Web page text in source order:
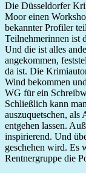
Die Düsseldorfer
Moor einen
bekannter Profiler
Teilnehmerinnen ist
Und die ist alles
angekommen,
da ist. Die
Wind bekommen
WG für ein
Schließlich kann
auszuquetschen,
entgehen lassen.
inspirierend. Und
geschehen wird. Es
Rentnergruppe die